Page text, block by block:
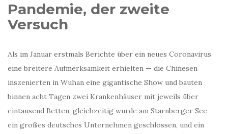
Pandemie, der zweite
Versuch
Als im Januar erstmals Berichte über ein neues Coronavirus
eine breitere Aufmerksamkeit erhielten — die Chinesen
inszenierten in Wuhan eine gigantische Show und bauten
binnen acht Tagen zwei Krankenhäuser mit jeweils über
eintausend Betten, gleichzeitig wurde am Starnberger See
ein großes deutsches Unternehmen geschlossen, und ein